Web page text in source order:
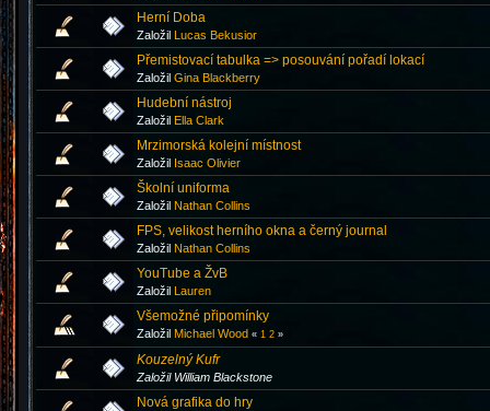
Herní Doba
Založil Lucas Bekusior
Přemistovací tabulka => posouvání pořadí lokací
Založil Gina Blackberry
Hudební nástroj
Založil Ella Clark
Mrzimorská kolejní místnost
Založil Isaac Olivier
Školní uniforma
Založil Nathan Collins
FPS, velikost herního okna a černý journal
Založil Nathan Collins
YouTube a ŽvB
Založil Lauren
Všemožné připomínky
Založil Michael Wood « 1 2 »
Kouzelný Kufr
Založil William Blackstone
Nová grafika do hry